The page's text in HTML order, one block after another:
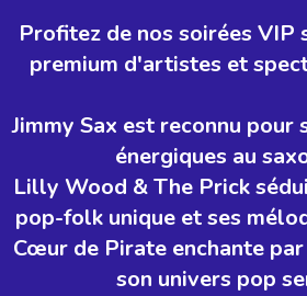
Profitez de nos soirées VIP
premium d'artistes et
Jimmy Sax est reconnu pour
énergiques au
Lilly Wood & The Prick
pop-folk unique et ses
Cœur de Pirate enchante
son univers pop